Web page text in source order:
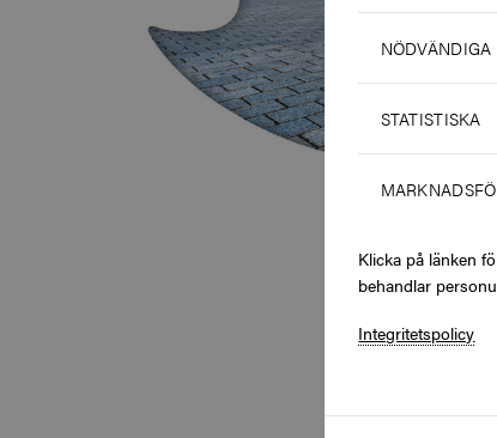
NÖDVÄNDIGA
STATISTISKA
Klicka på länken
behandlar
Integritetspolicy